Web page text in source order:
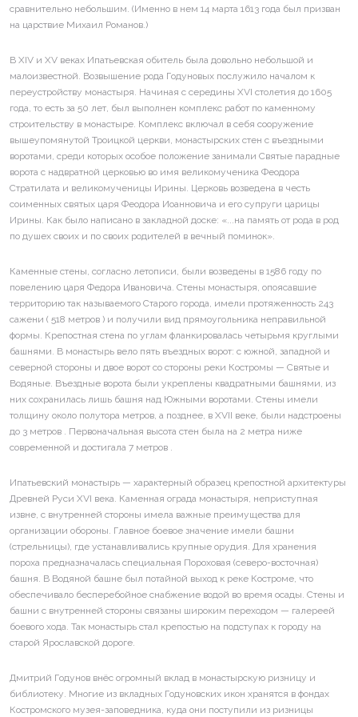
сравнительно небольшим. (Именно в нем 14 марта 1613 года был призван
на царствие Михаил Романов.)
В XIV и XV веках Ипатьевская обитель была довольно небольшой и
малоизвестной. Возвышение рода Годуновых послужило началом к
переустройству монастыря. Начиная с середины XVI столетия до 1605
года, то есть за 50 лет, был выполнен комплекс работ по каменному
строительству в монастыре. Комплекс включал в себя сооружение
вышеупомянутой Троицкой церкви, монастырских стен с въездными
воротами, среди которых особое положение занимали Святые парадные
ворота с надвратной церковью во имя великомученика Феодора
Стратилата и великомученицы Ирины. Церковь возведена в честь
соименных святых царя Феодора Иоанновича и его супруги царицы
Ирины. Как было написано в закладной доске: «...на память от рода в род
по душех своих и по своих родителей в вечный поминок».
Каменные стены, согласно летописи, были возведены в 1586 году по
повелению царя Федора Ивановича. Стены монастыря, опоясавшие
территорию так называемого Старого города, имели протяженность 243
сажени ( 518 метров ) и получили вид прямоугольника неправильной
формы. Крепостная стена по углам фланкировалась четырьмя круглыми
башнями. В монастырь вело пять въездных ворот: с южной, западной и
северной стороны и двое ворот со стороны реки Костромы — Святые и
Водяные. Въездные ворота были укреплены квадратными башнями, из
них сохранилась лишь башня над Южными воротами. Стены имели
толщину около полутора метров, а позднее, в XVII веке, были надстроены
до 3 метров . Первоначальная высота стен была на 2 метра ниже
современной и достигала 7 метров .
Ипатьевский монастырь — характерный образец крепостной архитектуры
Древней Руси XVI века. Каменная ограда монастыря, неприступная
извне, с внутренней стороны имела важные преимущества для
организации обороны. Главное боевое значение имели башни
(стрельницы), где устанавливались крупные орудия. Для хранения
пороха предназначалась специальная Пороховая (северо-восточная)
башня. В Водяной башне был потайной выход к реке Костроме, что
обеспечивало бесперебойное снабжение водой во время осады. Стены и
башни с внутренней стороны связаны широким переходом — галереей
боевого хода. Так монастырь стал крепостью на подступах к городу на
старой Ярославской дороге.
Дмитрий Годунов внёс огромный вклад в монастырскую ризницу и
библиотеку. Многие из вкладных Годуновских икон хранятся в фондах
Костромского музея-заповедника, куда они поступили из ризницы